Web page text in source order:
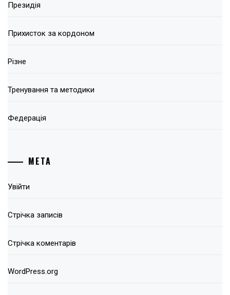
Президія
Прихисток за кордоном
Різне
Тренування та методики
Федерація
МЕТА
Увійти
Стрічка записів
Стрічка коментарів
WordPress.org